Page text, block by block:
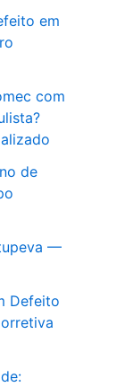
em
com
de
—
Defeito